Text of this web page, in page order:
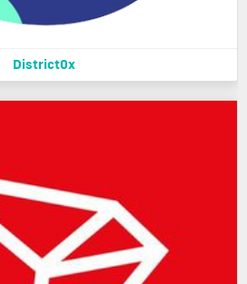
District0x